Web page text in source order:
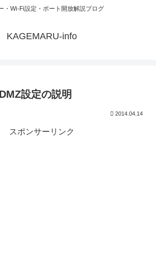
・Wi-Fi設定・ポート開放解説ブログ
KAGEMARU-info
設定の説明
2014.04.14
スポンサーリンク